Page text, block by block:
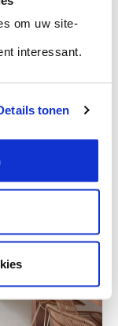
om uw site-
interessant.
tonen
09:00 - 16:00